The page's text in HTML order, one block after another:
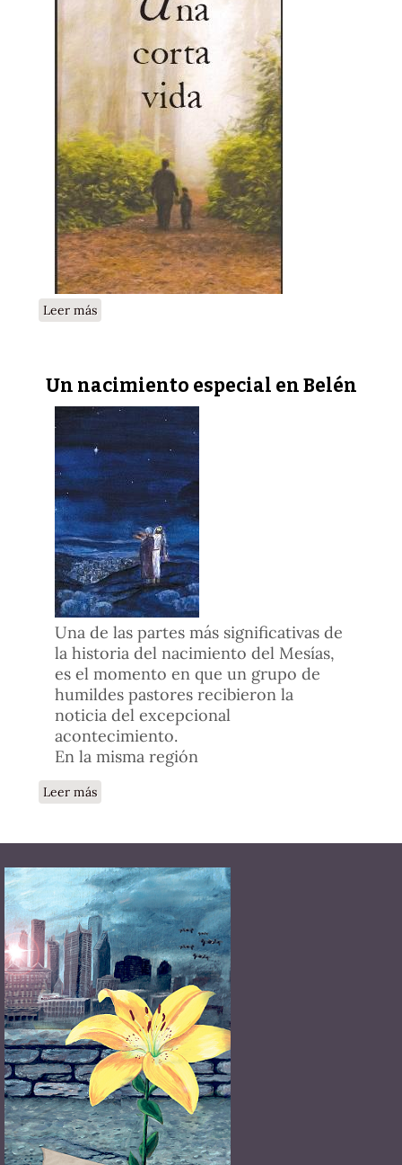
Leer mássobre Una vida corta
Un nacimiento especial en Belén
Una de las partes más significativas de
la historia del nacimiento del Mesías,
es el momento en que un grupo de
humildes pastores recibieron la
noticia del excepcional
acontecimiento.
En la misma región
Leer mássobre Un nacimiento especial en Belén